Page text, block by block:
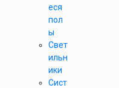
еся
пол
ы
Свет
ильн
ики
Сист